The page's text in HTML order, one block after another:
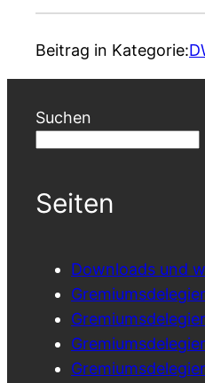
Beitrag in Kategorie:
Suchen
Seiten
Downloads und